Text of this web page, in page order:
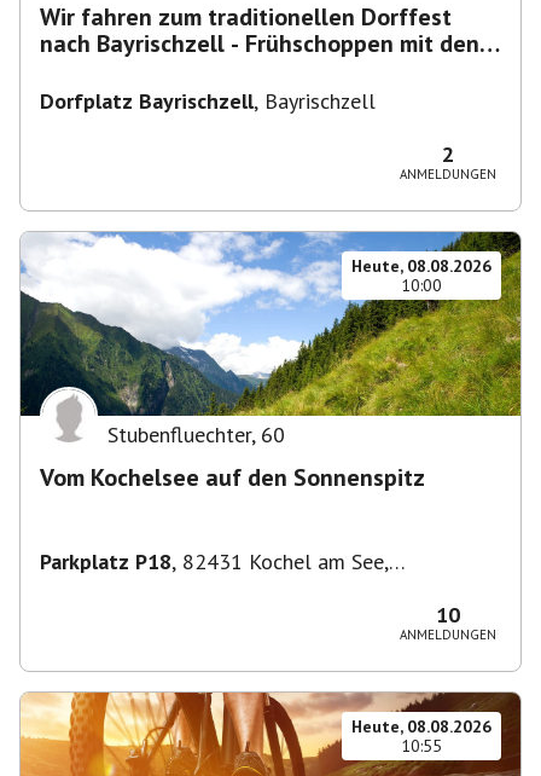
Wir fahren zum traditionellen Dorffest
nach Bayrischzell - Frühschoppen mit den
Dorfplatz Bayrischzell, Bayrischzell
2
ANMELDUNGEN
Heute, 08.08.2026
10:00
Stubenfluechter, 60
Vom Kochelsee auf den Sonnenspitz
Parkplatz P18, 82431 Kochel am See,
10
ANMELDUNGEN
Heute, 08.08.2026
10:55